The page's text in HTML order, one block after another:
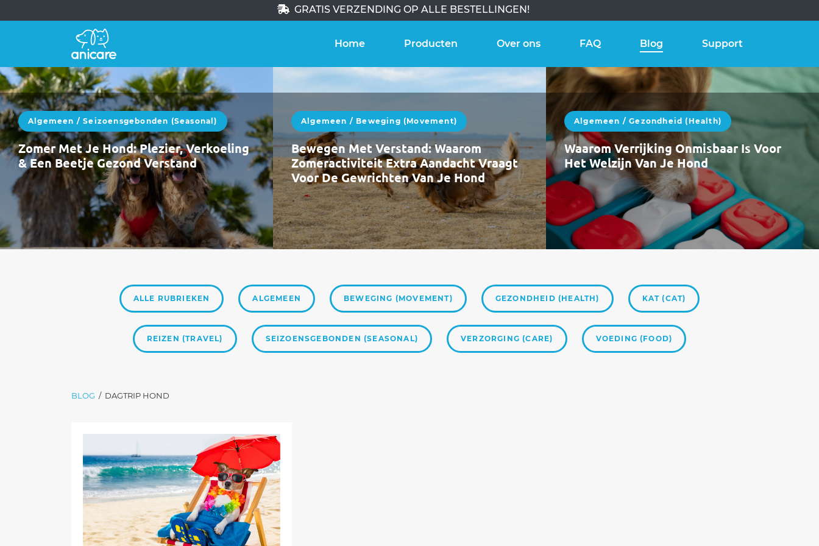
GRATIS VERZENDING OP ALLE BESTELLINGEN!
Home Producten Over ons FAQ Blog Support
Algemeen /Seizoensgebonden (seasonal)
Zomer Met Je Hond: Plezier, Verkoeling
& Een Beetje Gezond Verstand
Zomer met een hond is heerlijk.Langere
dagen, avonturen, vakanties, strand, bergen,
picknicks en dutjes in de schaduw.Maar laten
we eerlijk…
Algemeen / Beweging (movement)
Bewegen Met Verstand: Waarom
Zomeractiviteit Extra Aandacht Vraagt
Voor De Gewrichten Van Je Hond
De zomer staat voor de deur. In juni bewegen
honden vaak méér: langere wandelingen,
meer uitstappen, zwemmen, spelen, reizen.Die
extra…
Algemeen /Gezondheid (health)
Waarom Verrijking Onmisbaar Is Voor
Het Welzijn Van Je Hond
Mei brengt langere dagen, meer energie en
meer prikkels.Veel honden zijn actiever, alerter
en nieuwsgieriger. Dat is prachtig — maar…
WEITERLESEN
ALLE RUBRIEKEN ALGEMEEN BEWEGING (MOVEMENT) GEZONDHEID (HEALTH) KAT (CAT)
REIZEN (TRAVEL) SEIZOENSGEBONDEN (SEASONAL) VERZORGING (CARE) VOEDING (FOOD)
BLOG / DAGTRIP HOND